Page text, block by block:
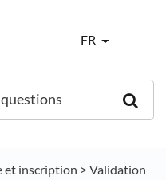
FR
et inscription ​ > ​ ​Validation